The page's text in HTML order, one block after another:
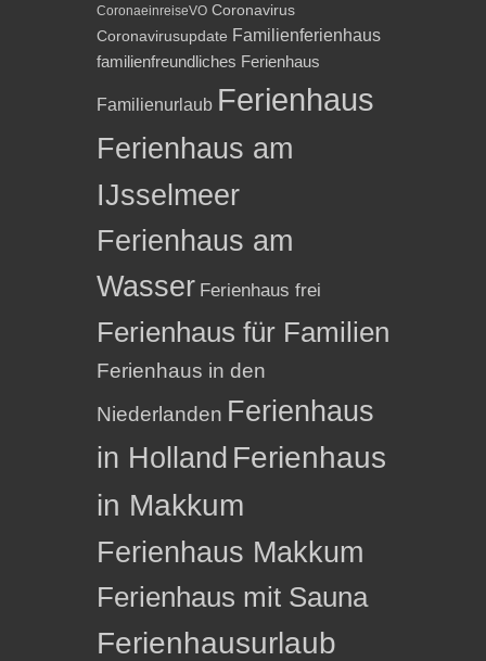
CoronaeinreiseVO Coronavirus
Coronavirusupdate Familienferienhaus
familienfreundliches Ferienhaus
Familienurlaub Ferienhaus
Ferienhaus am
IJsselmeer
Ferienhaus am
Wasser Ferienhaus frei
Ferienhaus für Familien
Ferienhaus in den
Niederlanden Ferienhaus
in Holland Ferienhaus
in Makkum
Ferienhaus Makkum
Ferienhaus mit Sauna
Ferienhausurlaub